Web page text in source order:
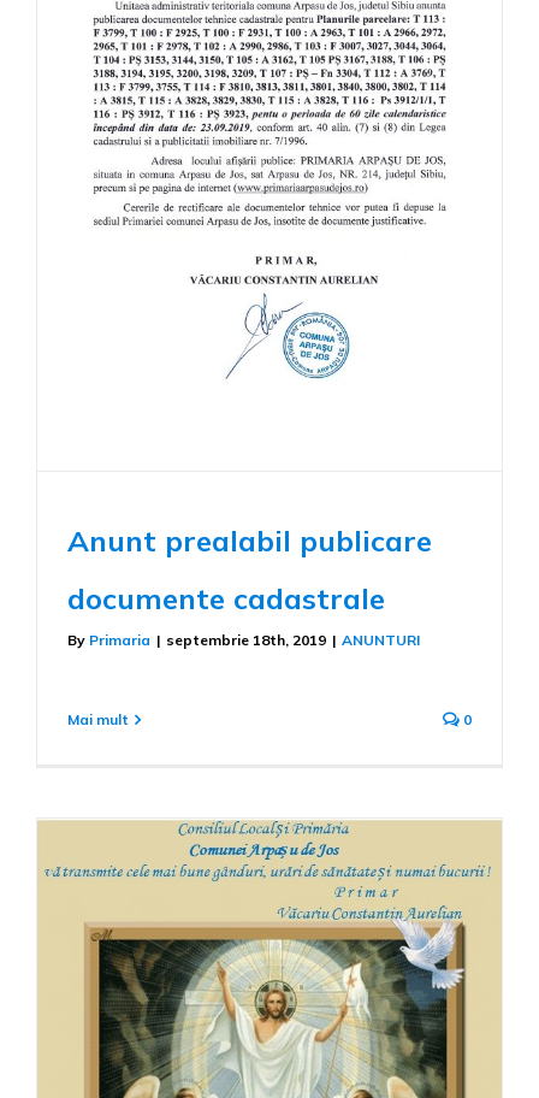
Anunt prealabil publicare
documente cadastrale
By Primaria | septembrie 18th, 2019 | ANUNTURI
Mai mult 0